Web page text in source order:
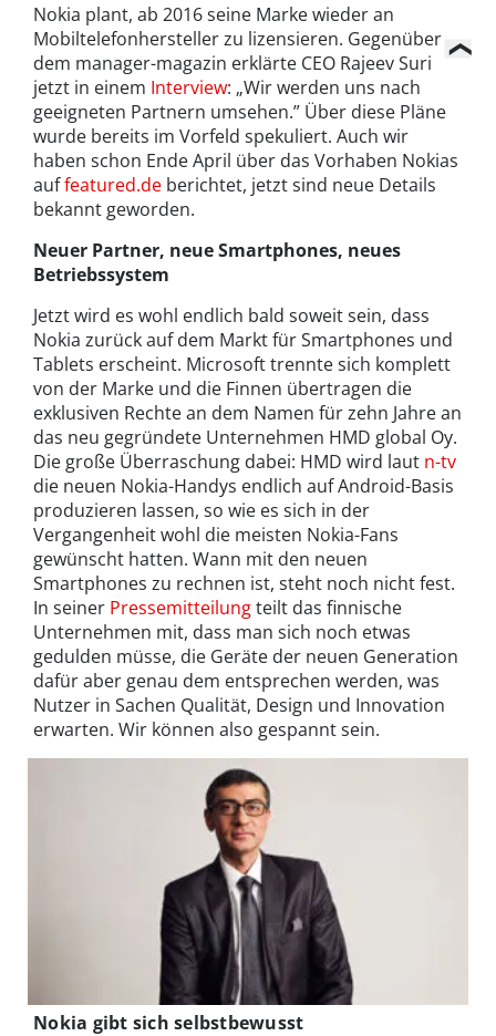
Nokia plant, ab 2016 seine Marke wieder an
Mobiltelefonhersteller zu lizensieren. Gegenüber
dem manager-magazin erklärte CEO Rajeev Suri
jetzt in einem Interview: „Wir werden uns nach
geeigneten Partnern umsehen.” Über diese Pläne
wurde bereits im Vorfeld spekuliert. Auch wir
haben schon Ende April über das Vorhaben Nokias
auffeatured.de berichtet, jetzt sind neue Details
bekannt geworden.
Neuer Partner, neue Smartphones, neues
Betriebssystem
Jetzt wird es wohl endlich bald soweit sein, dass
Nokia zurück auf dem Markt für Smartphones und
Tablets erscheint. Microsoft trennte sich komplett
von der Marke und die Finnen übertragen die
exklusiven Rechte an dem Namen für zehn Jahre an
das neu gegründete Unternehmen HMD global Oy.
Die große Überraschung dabei: HMD wird laut n-tv
die neuen Nokia-Handys endlich auf Android-Basis
produzieren lassen, so wie es sich in der
Vergangenheit wohl die meisten Nokia-Fans
gewünscht hatten. Wann mit den neuen
Smartphones zu rechnen ist, steht noch nicht fest.
In seiner Pressemitteilungteilt das finnische
Unternehmen mit, dass man sich noch etwas
gedulden müsse, die Geräte der neuen Generation
dafür aber genau dem entsprechen werden, was
Nutzer in Sachen Qualität, Design und Innovation
erwarten. Wir können also gespannt sein.
Nokia gibt sich selbstbewusst